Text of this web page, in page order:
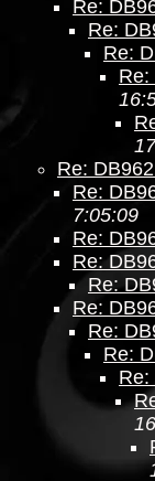
Re:
Re:
Re:
Re:
Re:
Re:
7:05:09
Re:
Re:
Re:
Re:
Re:
Re:
Re: